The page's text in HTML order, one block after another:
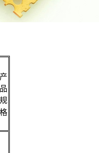
产
品
规
格